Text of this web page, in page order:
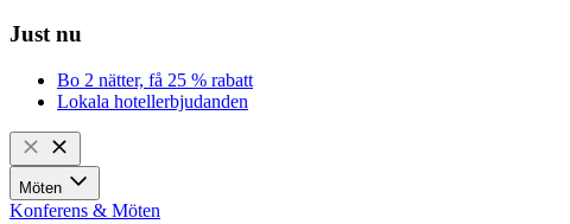
Just nu
Bo 2 nätter, få 25 % rabatt
Lokala hotellerbjudanden
Möten
Konferens & Möten